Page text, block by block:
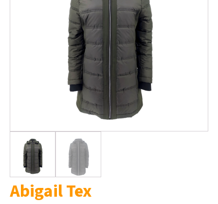
Abigail Tex